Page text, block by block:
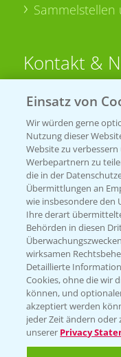
Kontakt &
Beratung
T.+49
KONTAKT
Hilfe in
T.+49
Einsatz von
Wir würden gerne
Nutzung dieser
Website zu
Werbepartnern zu
die in der
Übermittlungen an
wie insbesondere den
Ihre derart
Behörden in diesen
wirksamen
Detaillierte
Cookies, ohne die wir
können, und
akzeptiert werden
jeder Zeit ändern oder
unserer Privacy